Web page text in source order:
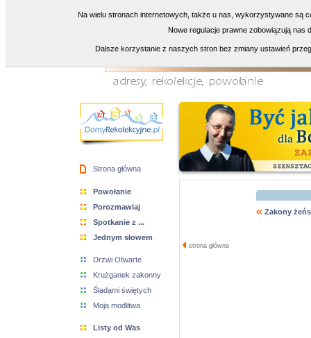
Strona główna
Powołanie
Porozmawiaj
Spotkanie z ...
Jednym słowem
Drzwi Otwarte
Krużganek zakonny
Śladami świętych
Moja modlitwa
Listy od Was
Zakony
strona główna
Na wielu stronach internetowych, także u nas, wykorzystywane są
Nowe regulacje prawne zobowiązują nas
Dalsze korzystanie z naszych stron bez zmiany ustawień